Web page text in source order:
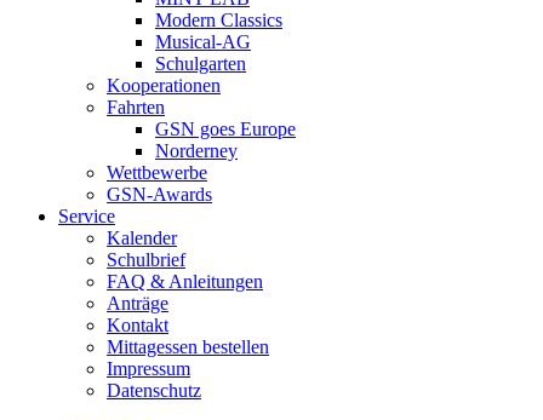
Modern Classics
Musical-AG
Schulgarten
Kooperationen
Fahrten
GSN goes Europe
Norderney
Wettbewerbe
GSN-Awards
Service
Kalender
Schulbrief
FAQ & Anleitungen
Anträge
Kontakt
Mittagessen bestellen
Impressum
Datenschutz